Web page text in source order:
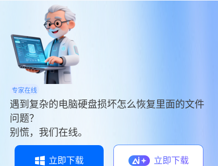
解析固态硬盘数据恢复的常用方法，帮你从崩溃
边缘抢回珍贵数据！
专家在线
遇到复杂的电脑硬盘损坏怎么恢复里面的文件
问题？
别慌，我们在线。
立即下载 立即下载